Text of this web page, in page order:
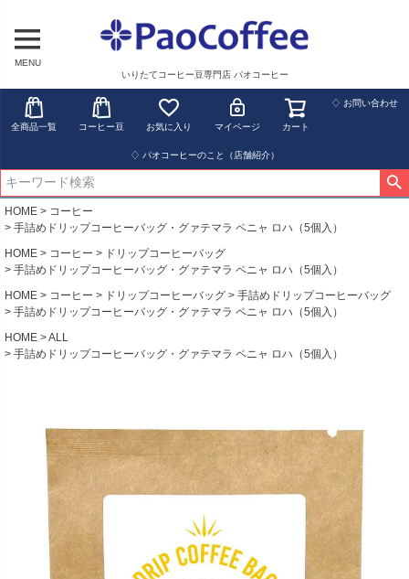
MENU
いりたてコーヒー豆専門店 パオコーヒー
全商品一覧 コーヒー豆 お気に入り マイページ カート
♢ お問い合わせ
♢ パオコーヒーのこと（店舗紹介）
HOME
コーヒー
手詰めドリップコーヒーバッグ・グァテマラ ペニャ ロハ（5個入）
HOME
コーヒー
ドリップコーヒーバッグ
手詰めドリップコーヒーバッグ・グァテマラ ペニャ ロハ（5個入）
HOME
コーヒー ドリップコーヒーバッグ
手詰めドリップコーヒーバッグ
手詰めドリップコーヒーバッグ・グァテマラ ペニャ ロハ（5個入）
HOME
ALL
手詰めドリップコーヒーバッグ・グァテマラ ペニャ ロハ（5個入）